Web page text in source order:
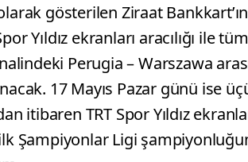
gösterilen Ziraat
Yıldız ekranları aracılığı ile
Perugia – Warszawa
17 Mayıs Pazar günü ise
itibaren TRT Spor Yıldız
Şampiyonlar Ligi